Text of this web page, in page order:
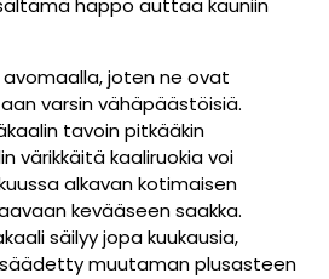
happo auttaa kauniin
avomaalla, joten ne ovat
varsin vähäpäästöisiä.
tavoin pitkääkin
värikkäitä kaaliruokia voi
alkavan kotimaisen
kevääseen saakka.
säilyy jopa kuukausia,
muutaman plusasteen